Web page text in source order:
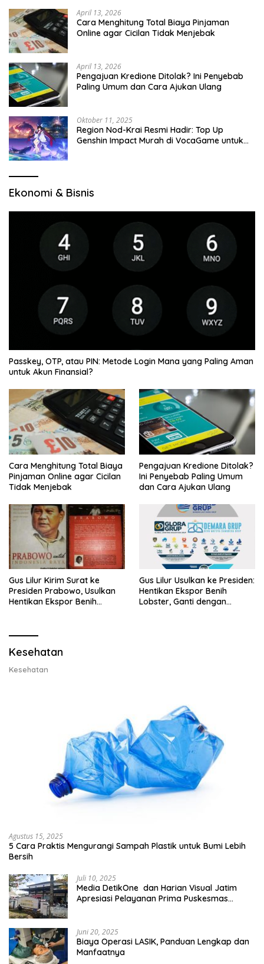
April 13, 2026
Cara Menghitung Total Biaya Pinjaman
Online agar Cicilan Tidak Menjebak
April 13, 2026
Pengajuan Kredione Ditolak? Ini Penyebab
Paling Umum dan Cara Ajukan Ulang
Oktober 11, 2025
Region Nod-Krai Resmi Hadir: Top Up
Genshin Impact Murah di VocaGame untuk
Ekonomi & Bisnis
Passkey, OTP, atau PIN: Metode Login Mana yang Paling Aman
untuk Akun Finansial?
Cara Menghitung Total Biaya
Pinjaman Online agar Cicilan
Tidak Menjebak
Pengajuan Kredione Ditolak?
Ini Penyebab Paling Umum
dan Cara Ajukan Ulang
Gus Lilur Kirim Surat ke
Presiden Prabowo, Usulkan
Hentikan Ekspor Benih
Gus Lilur Usulkan ke Presiden:
Hentikan Ekspor Benih
Lobster, Ganti dengan
Kesehatan
Kesehatan
Agustus 15, 2025
5 Cara Praktis Mengurangi Sampah Plastik untuk Bumi Lebih
Bersih
Juli 10, 2025
Media DetikOne dan Harian Visual Jatim
Apresiasi Pelayanan Prima Puskesmas
Juni 20, 2025
Biaya Operasi LASIK, Panduan Lengkap dan
Manfaatnya